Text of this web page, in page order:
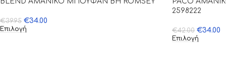
€39.95 €34.00
Επιλογή
2598222
€42.00 €34.00
Επιλογή